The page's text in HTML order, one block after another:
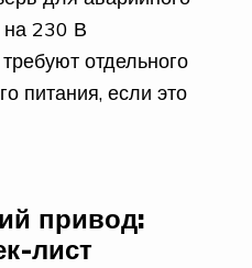
на 230 В
отдельного
питания, если это
привод:
лист